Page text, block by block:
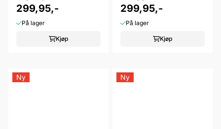
blue
299,95,-
På lager
Kjøp
sesame
299,95,-
På lager
Kjøp
Ny Ny